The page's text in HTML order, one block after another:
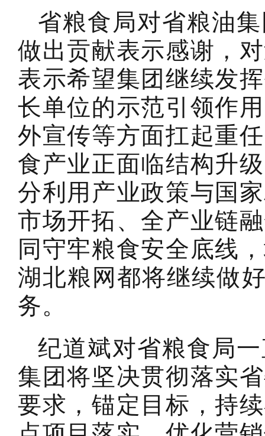
省粮食局对省粮油
做出贡献表示感谢，
表示希望集团继续发
长单位的示范引领作
外宣传等方面扛起重
食产业正面临结构升
分利用产业政策与国
市场开拓、全产业链
同守牢粮食安全底线
湖北粮网都将继续做
务。
纪道斌对省粮食局
集团将坚决贯彻落实
要求，锚定目标，持